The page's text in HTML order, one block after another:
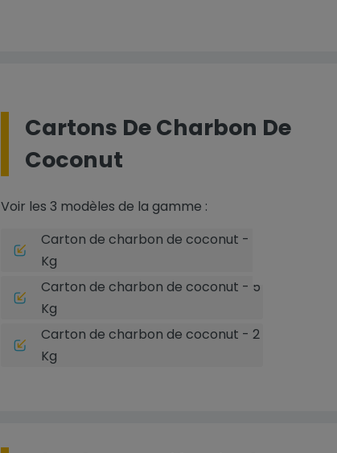
Cartons De Charbon De
Coconut
Voir les 3 modèles de la gamme :
Carton de charbon de coconut - 1
Kg
Carton de charbon de coconut - 5
Kg
Carton de charbon de coconut - 2
Kg